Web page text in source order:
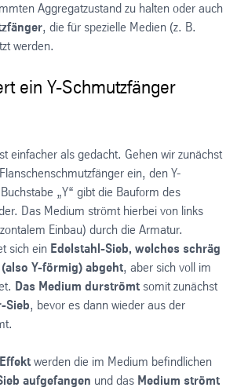
Aggregatzustand zu halten oder auch
, die für spezielle Medien (z. B.
werden.
ein Y-Schmutzfänger
einfacher als gedacht. Gehen wir zunächst
ein, den Y-
„Y“ gibt die Bauform des
Das Medium strömt hierbei von links
Einbau) durch die Armatur.
sich ein Edelstahl-Sieb, welches schräg
Y-förmig) abgeht, aber sich voll im
Das Medium durströmt somit zunächst
Sieb, bevor es dann wieder aus der
werden die im Medium befindlichen
aufgefangen und das Medium strömt